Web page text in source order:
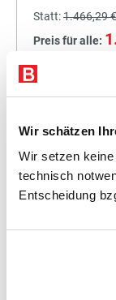
Wir schätzen
Wir setzen
technisch
Entscheidung
Statt:1.466,29 €
Preis für alle: